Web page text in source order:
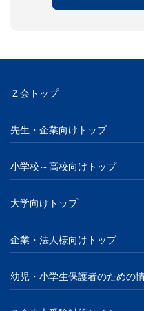
Ｚ会トップ
先生・企業向けトップ
小学校～高校向けトップ
大学向けトップ
企業・法人様向けトップ
幼児・小学生保護者のための